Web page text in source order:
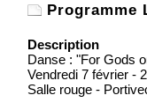
Programme
Description
Danse : "For Gods
Vendredi 7 février -
Salle rouge -